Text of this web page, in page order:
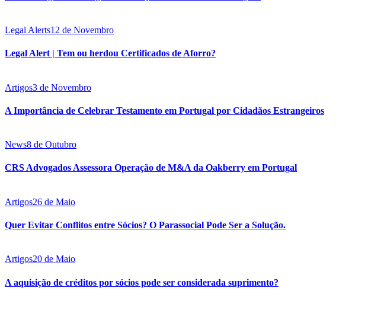
Legal Alerts12 de Novembro
Legal Alert | Tem ou herdou Certificados de Aforro?
Artigos3 de Novembro
A Importância de Celebrar Testamento em Portugal por Cidadãos Estrangeiros
News8 de Outubro
CRS Advogados Assessora Operação de M&A da Oakberry em Portugal
Artigos26 de Maio
Quer Evitar Conflitos entre Sócios? O Parassocial Pode Ser a Solução.
Artigos20 de Maio
A aquisição de créditos por sócios pode ser considerada suprimento?